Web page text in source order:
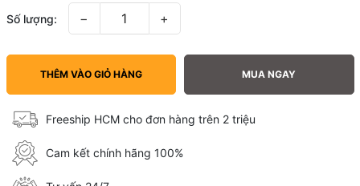
Số lượng: − +
THÊM VÀO GIỎ HÀNG MUA NGAY
Freeship HCM cho đơn hàng trên 2 triệu
Cam kết chính hãng 100%